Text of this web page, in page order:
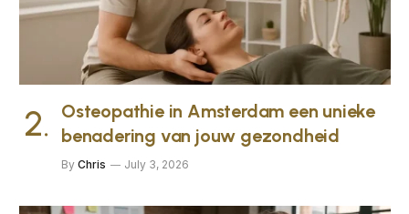
Osteopathie in Amsterdam een unieke
benadering van jouw gezondheid
By Chris July 3, 2026